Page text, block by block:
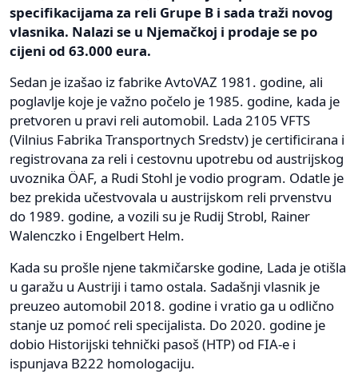
specifikacijama za reli Grupe B i sada traži novog
vlasnika. Nalazi se u Njemačkoj i prodaje se po
cijeni od 63.000 eura.
Sedan je izašao iz fabrike AvtoVAZ 1981. godine, ali
poglavlje koje je važno počelo je 1985. godine, kada je
pretvoren u pravi reli automobil. Lada 2105 VFTS
(Vilnius Fabrika Transportnych Sredstv) je certificirana i
registrovana za reli i cestovnu upotrebu od austrijskog
uvoznika ÖAF, a Rudi Stohl je vodio program. Odatle je
bez prekida učestvovala u austrijskom reli prvenstvu
do 1989. godine, a vozili su je Rudij Strobl, Rainer
Walenczko i Engelbert Helm.
Kada su prošle njene takmičarske godine, Lada je otišla
u garažu u Austriji i tamo ostala. Sadašnji vlasnik je
preuzeo automobil 2018. godine i vratio ga u odlično
stanje uz pomoć reli specijalista. Do 2020. godine je
dobio Historijski tehnički pasoš (HTP) od FIA-e i
ispunjava B222 homologaciju.